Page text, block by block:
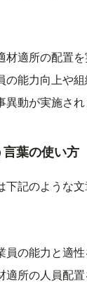
材適所の配置
の能力向上や
動が実施され
葉の使い方
下記のような
員の能力と適
適所の人員配